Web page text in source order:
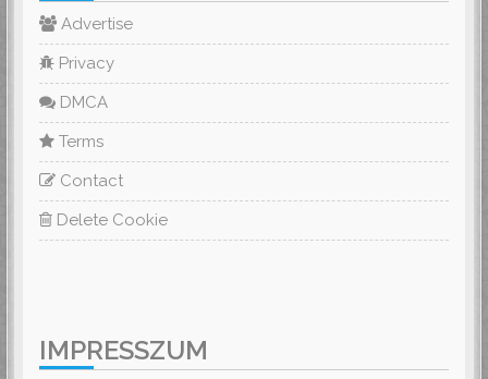
Advertise
Privacy
DMCA
Terms
Contact
Delete Cookie
IMPRESSZUM